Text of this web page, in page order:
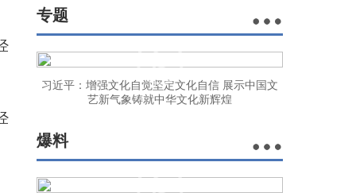
专题
习近平：增强文化自觉坚定文化自信 展示中国文
艺新气象铸就中华文化新辉煌
爆料